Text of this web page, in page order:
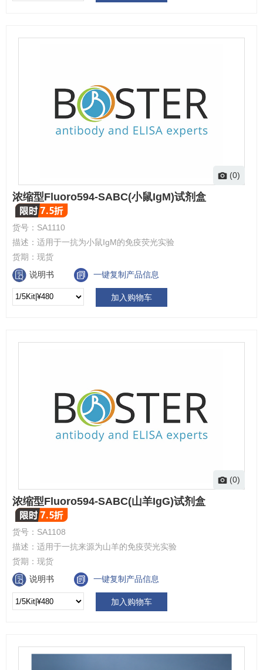
(0)
浓缩型Fluoro594-SABC(小鼠IgM)试剂盒
货号： SA1110
描述： 适用于一抗为小鼠IgM的免疫荧光实验
货期： 现货
说明书
一键复制产品信息
加入购物车
(0)
浓缩型Fluoro594-SABC(山羊IgG)试剂盒
货号： SA1108
描述： 适用于一抗来源为山羊的免疫荧光实验
货期： 现货
说明书
一键复制产品信息
加入购物车